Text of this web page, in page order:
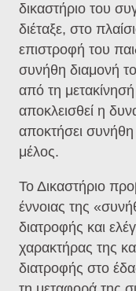
δικαστήριο του
διέταξε, στο
επιστροφή του
συνήθη διαμονή
από τη
αποκλεισθεί η
αποκτήσει
μέλος.
Το Δικαστήριο
έννοιας της
διατροφής και
χαρακτήρας της
διατροφής στο